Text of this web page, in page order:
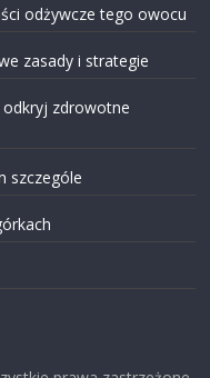
odżywcze tego owocu
zasady i strategie
odkryj zdrowotne
szczególe